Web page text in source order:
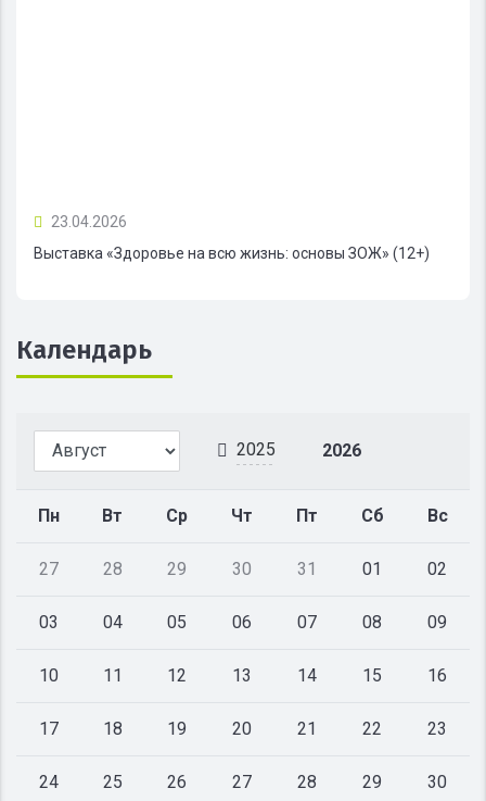
23.04.2026
Выставка «Здоровье на всю жизнь: основы ЗОЖ» (12+)
Календарь
2025 2026
Пн Вт Ср Чт Пт Сб Вс
27 28 29 30 31 01 02
03 04 05 06 07 08 09
10 11 12 13 14 15 16
17 18 19 20 21 22 23
24 25 26 27 28 29 30